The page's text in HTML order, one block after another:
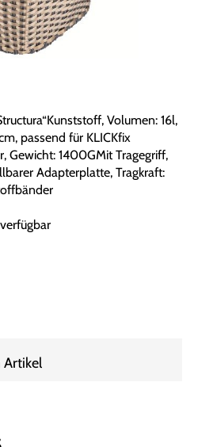
Volumen: 16l,
passend für KLICKfix
Gewicht: 1400GMit Tragegriff,
Adapterplatte, Tragkraft:
Artikel